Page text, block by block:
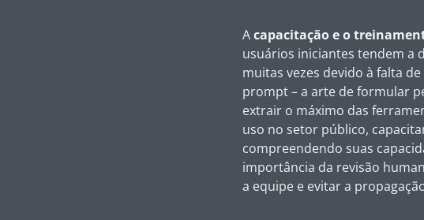
Acapacitação e o
usuários iniciantes tendem a
muitas vezes devido à falta
prompt – a arte de formular
extrair o máximo das
uso no setor público,
compreendendo suas
importância da revisão
a equipe e evitar a